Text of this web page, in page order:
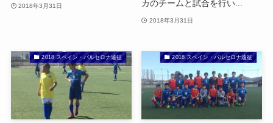
2018年3月31日
カのチームと試合を行い...
2018年3月31日
2018 スペイン・バルセロナ遠征 2018 スペイン・バルセロナ遠征